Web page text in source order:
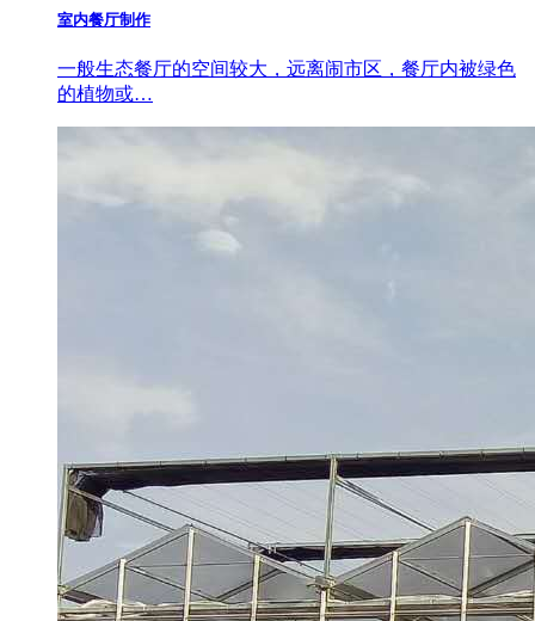
室内餐厅制作
一般生态餐厅的空间较大，远离闹市区，餐厅内被绿色
的植物或…